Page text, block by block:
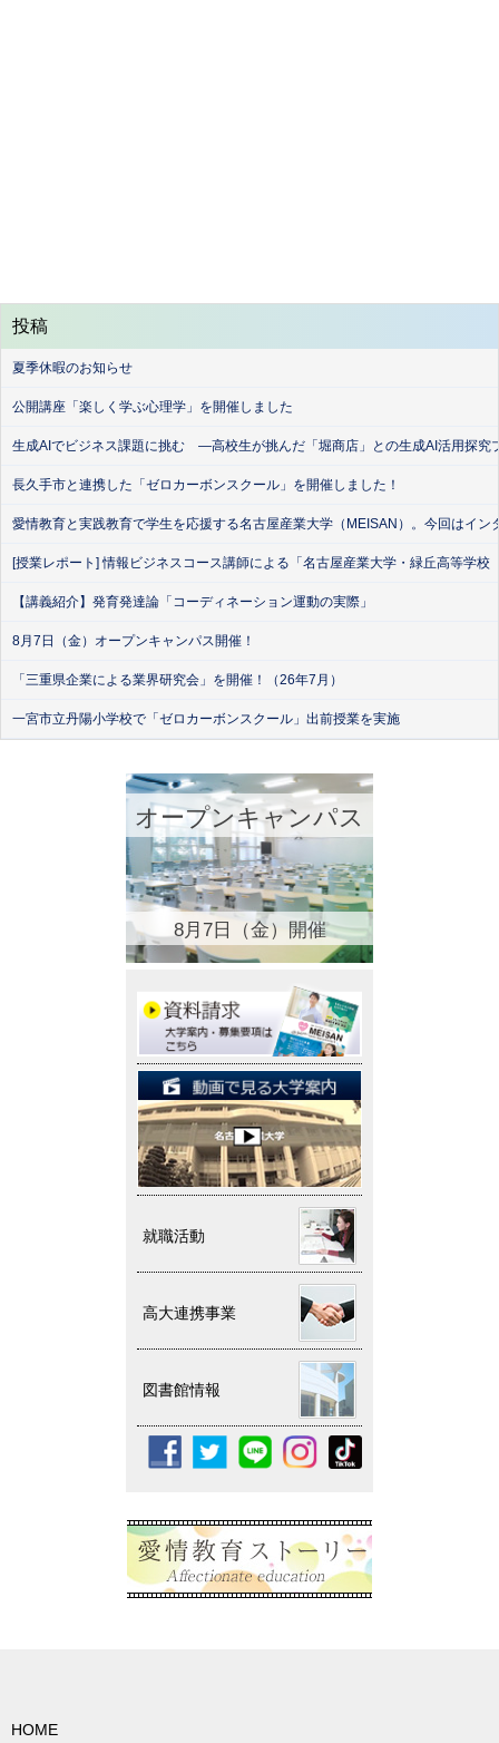
投稿
夏季休暇のお知らせ
公開講座「楽しく学ぶ心理学」を開催しました
生成AIでビジネス課題に挑む ―高校生が挑んだ「堀商店」との生成AI活用探究
長久手市と連携した「ゼロカーボンスクール」を開催しました！
愛情教育と実践教育で学生を応援する名古屋産業大学（MEISAN）。今回はイ
[授業レポート] 情報ビジネスコース講師による「名古屋産業大学・緑丘高等学
【講義紹介】発育発達論「コーディネーション運動の実際」
8月7日（金）オープンキャンパス開催！
「三重県企業による業界研究会」を開催！（26年7月）
一宮市立丹陽小学校で「ゼロカーボンスクール」出前授業を実施
オープンキャンパス
8月7日（金）開催
就職活動
高大連携事業
図書館情報
HOME